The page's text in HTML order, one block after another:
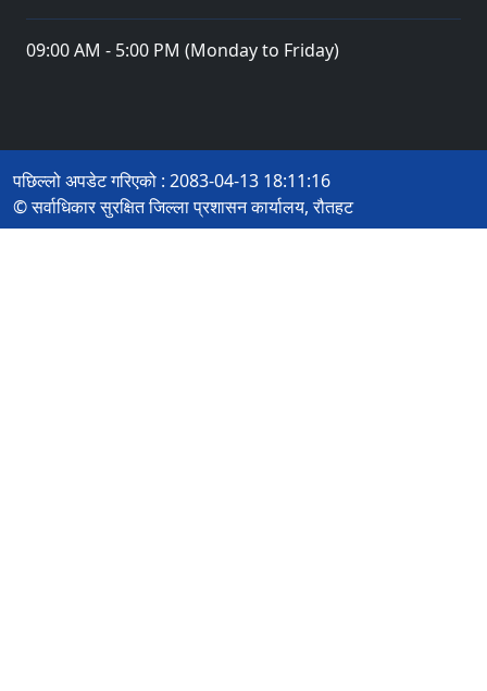
09:00 AM - 5:00 PM (Monday to Friday)
पछिल्लो अपडेट गरिएको : 2083-04-13 18:11:16
© सर्वाधिकार सुरक्षित जिल्ला प्रशासन कार्यालय, रौतहट